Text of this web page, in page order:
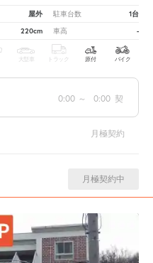
屋外 駐車台数 1台
220cm 車高 -
大型車 トラック 原付 バイク
0:00 ～ 0:00 契
月極契約
月極契約中